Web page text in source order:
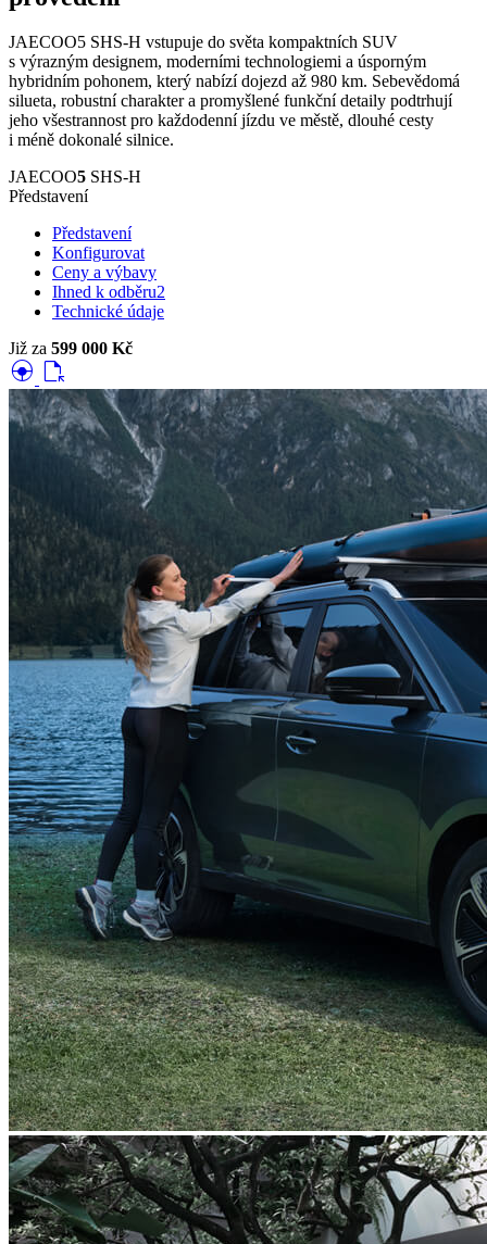
JAECOO5 SHS-H vstupuje do světa kompaktních SUV
s výrazným designem, moderními technologiemi a úsporným
hybridním pohonem, který nabízí dojezd až 980 km. Sebevědomá
silueta, robustní charakter a promyšlené funkční detaily podtrhují
jeho všestrannost pro každodenní jízdu ve městě, dlouhé cesty
i méně dokonalé silnice.
JAECOO5 SHS-H
Představení
Představení
Konfigurovat
Ceny a výbavy
Ihned k odběru2
Technické údaje
Již za 599 000 Kč
search_hands_free file_open